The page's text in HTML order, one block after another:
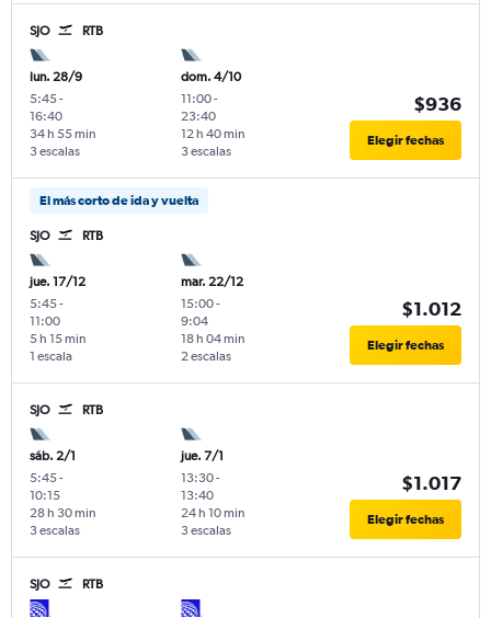
SJO RTB
lun. 28/9
5:45-
16:40
3 escalas
34 h 55 min
dom. 4/10
11:00-
23:40
3 escalas
12 h 40 min
$936
Elegir fechas
El más corto de ida y vuelta
SJO RTB
jue. 17/12
5:45-
11:00
1 escala
5 h 15 min
mar. 22/12
15:00-
9:04
2 escalas
18 h 04 min
$1.012
Elegir fechas
SJO RTB
sáb. 2/1
5:45-
10:15
3 escalas
28 h 30 min
jue. 7/1
13:30-
13:40
3 escalas
24 h 10 min
$1.017
Elegir fechas
SJO RTB